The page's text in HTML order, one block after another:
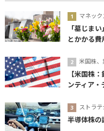
マネッ
「墓じま
とかかる
米国株
【米国株
ンティア・
ストラ
半導体株の